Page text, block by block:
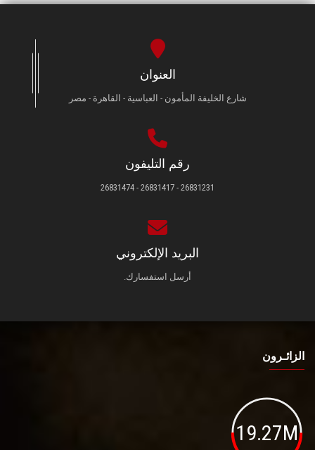
العنوان
شارع الخليفة المأمون - العباسية - القاهرة - مصر
رقم التليفون
26831231 - 26831417 - 26831474
البريد الإلكتروني
أرسل استفسارك.
الزائـرون
19.27M